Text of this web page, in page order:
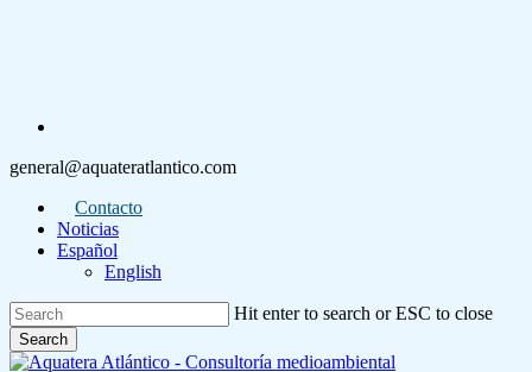
general@aquateratlantico.com
Contacto
Noticias
Español
English
Hit enter to search or ESC to close
Search
Close